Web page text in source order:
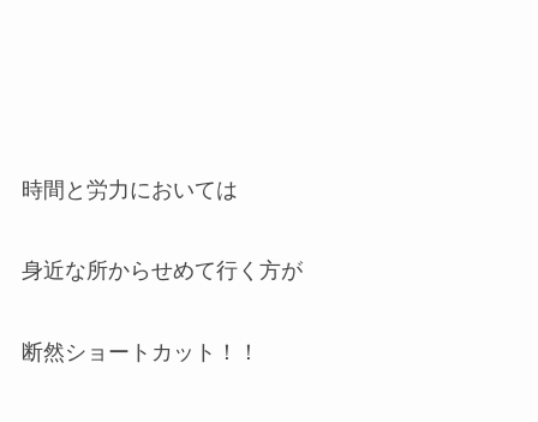
時間と労力においては
身近な所からせめて行く方が
断然ショートカット！！